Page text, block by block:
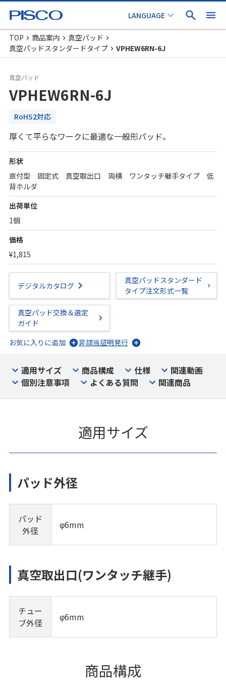
TOP 商品案内
真空パッド
真空パッドスタンダードタイプ
VPHEW6RN-6J
真空パッド
VPHEW6RN-6J
RoHS2対応
厚くて平らなワークに最適な一般形パッド。
形状
直付型 固定式 真空取出口 両横 ワンタッチ継手タイプ 低
背ホルダ
出荷単位
1個
価格
¥1,815
デジタルカタログ
真空パッドスタンダード
タイプ注文形式一覧
真空パッド交換＆選定
ガイド
お気に入りに追加
非該当証明発行
適用サイズ 商品構成 仕様
関連動画
個別注意事項
よくある質問 関連商品
適用サイズ
パッド外径
パッド
外径
φ6mm
真空取出口(ワンタッチ継手)
チュー
ブ外径
φ6mm
商品構成